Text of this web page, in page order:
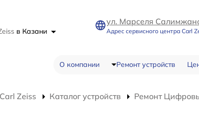
в Казани
ул. Марселя
Адрес сервисного центра Carl
О компании Ремонт устройств
Zeiss Каталог устройств Ремонт